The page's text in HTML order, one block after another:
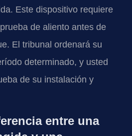
Este dispositivo requiere
de aliento antes de
El tribunal ordenará su
determinado, y usted
de su instalación y
entre una